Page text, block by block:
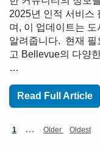
2025년 인적 서비스
며, 이 업데이트는
알려줍니다. 현재 필
고 Bellevue의 다양
…
Read Full Article
페
현
1 …
다
Older
마
Oldest